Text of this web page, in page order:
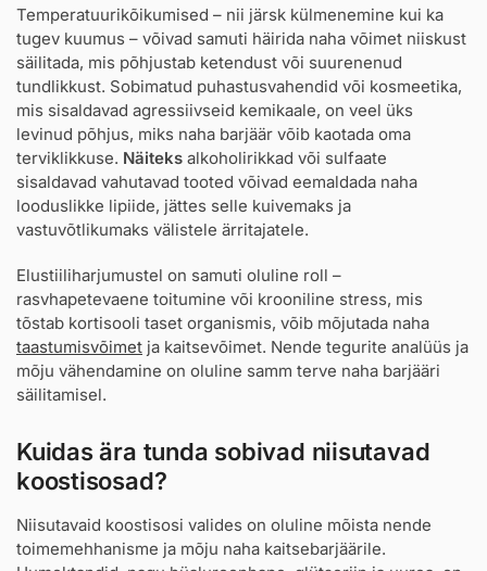
Temperatuurikõikumised – nii järsk külmenemine kui ka
tugev kuumus – võivad samuti häirida naha võimet niiskust
säilitada, mis põhjustab ketendust või suurenenud
tundlikkust. Sobimatud puhastusvahendid või kosmeetika,
mis sisaldavad agressiivseid kemikaale, on veel üks
levinud põhjus, miks naha barjäär võib kaotada oma
terviklikkuse. Näiteks alkoholirikkad või sulfaate
sisaldavad vahutavad tooted võivad eemaldada naha
looduslikke lipiide, jättes selle kuivemaks ja
vastuvõtlikumaks välistele ärritajatele.
Elustiiliharjumustel on samuti oluline roll –
rasvhapetevaene toitumine või krooniline stress, mis
tõstab kortisooli taset organismis, võib mõjutada naha
taastumisvõimet ja kaitsevõimet. Nende tegurite analüüs ja
mõju vähendamine on oluline samm terve naha barjääri
säilitamisel.
Kuidas ära tunda sobivad niisutavad
koostisosad?
Niisutavaid koostisosi valides on oluline mõista nende
toimemehhanisme ja mõju naha kaitsebarjäärile.